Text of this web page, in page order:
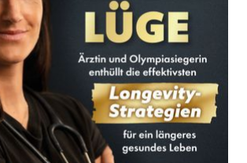
für ein längeres gesundes
Publishing 25.05.2026
364 Seiten